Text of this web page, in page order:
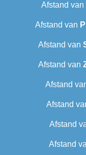
Afstand van
Afstand van
Afstand van
Afstand van
Afstand
Afstand
Afstand
Afstand